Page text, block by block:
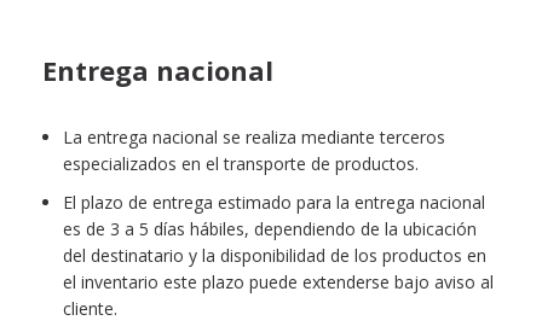
Entrega nacional
La entrega nacional se realiza mediante terceros
especializados en el transporte de productos.
El plazo de entrega estimado para la entrega nacional
es de 3 a 5 días hábiles, dependiendo de la ubicación
del destinatario y la disponibilidad de los productos en
el inventario este plazo puede extenderse bajo aviso al
cliente.